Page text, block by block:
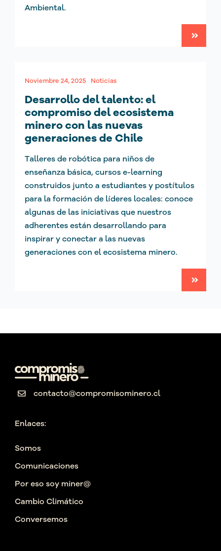
Ambiental.
Noviembre 24, 2025 Noticias
Desarrollo del talento: el
compromiso del ecosistema
minero con las nuevas
generaciones de Chile
Talleres de robótica para niños de
enseñanza básica, cursos e-learning
construidos junto a estudiantes y postítulos
para la formación de líderes locales: conoce
algunas de las iniciativas que nuestros
adherentes están desarrollando para
inspirar y conectar a las nuevas
generaciones con el ecosistema minero.
contacto@compromisominero.cl
Enlaces:
Somos
Comunicaciones
Por eso soy miner@
Cambio Climático
Conversemos